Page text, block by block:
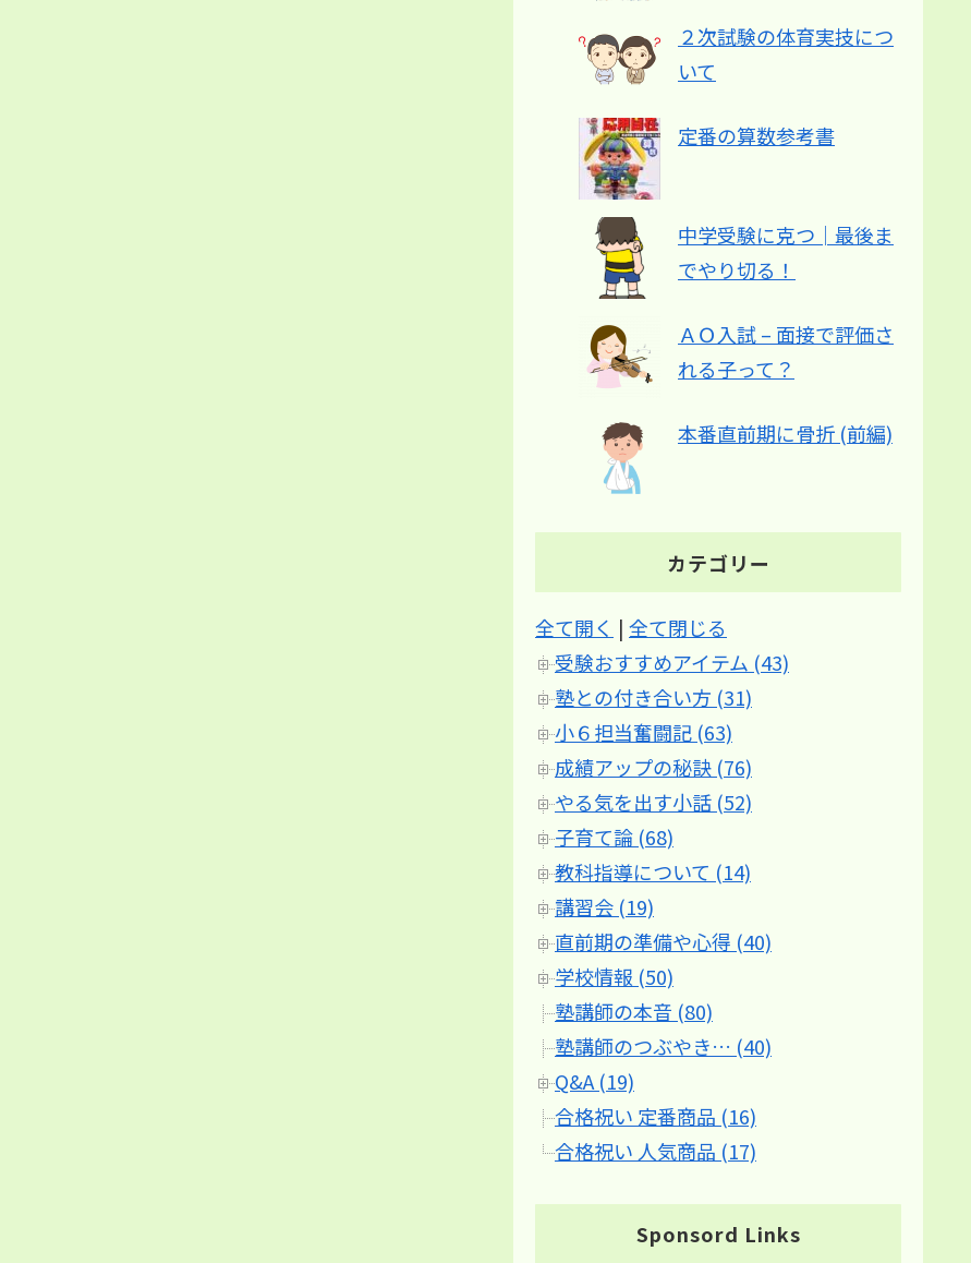
２次試験の体育実技につ
いて
定番の算数参考書
中学受験に克つ│最後ま
でやり切る！
ＡＯ入試 – 面接で評価さ
れる子って？
本番直前期に骨折 (前編)
カテゴリー
全て開く | 全て閉じる
受験おすすめアイテム (43)
塾との付き合い方 (31)
小６担当奮闘記 (63)
成績アップの秘訣 (76)
やる気を出す小話 (52)
子育て論 (68)
教科指導について (14)
講習会 (19)
直前期の準備や心得 (40)
学校情報 (50)
塾講師の本音 (80)
塾講師のつぶやき… (40)
Q&A (19)
合格祝い 定番商品 (16)
合格祝い 人気商品 (17)
Sponsord Links